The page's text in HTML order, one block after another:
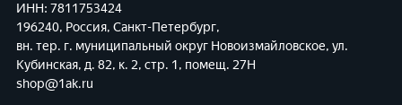
ИНН: 7811753424
196240, Россия, Санкт-Петербург,
вн. тер. г. муниципальный округ Новоизмайловское, ул.
Кубинская, д. 82, к. 2, стр. 1, помещ. 27Н
shop@1ak.ru